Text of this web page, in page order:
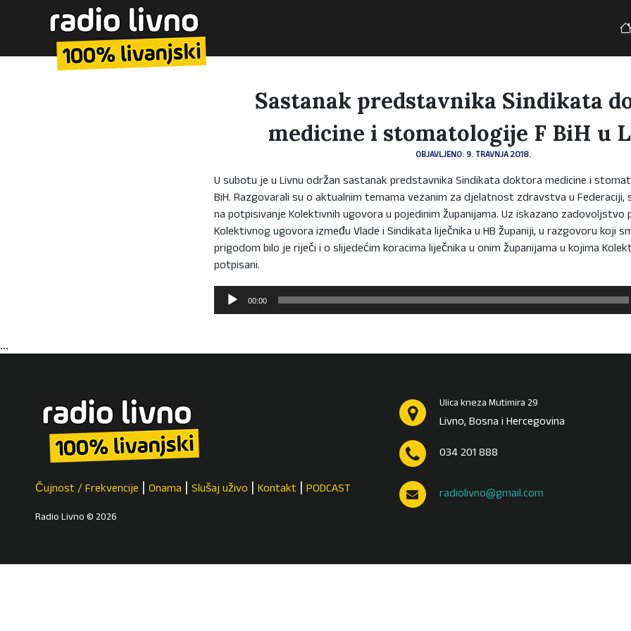
Sastanak predstavnika Sindikata
medicine i stomatologije F BiH u
OBJAVLJENO: 9. TRAVNJA 2018.
U subotu je u Livnu održan sastanak predstavnika Sindikata doktora medicine i
BiH. Razgovarali su o aktualnim temama vezanim za djelatnost zdravstva u
na potpisivanje Kolektivnih ugovora u pojedinim županijama. Uz iskazano zadovoljstvo
Kolektivnog ugovora između Vlade i Sindikata liječnika u HB županiji, u razgovoru koji
prigodom bilo je riječi i o slijedećim koracima liječnika u onim županijama u kojima
potpisani.
Reproduktor
audiozapisa
00:00
...
Čujnost / Frekvencije Onama Slušaj uživo Kontakt PODCAST
Radio Livno © 2026
Ulica kneza Mutimira 29
Livno, Bosna i Hercegovina
034 201 888
radiolivno@gmail.com